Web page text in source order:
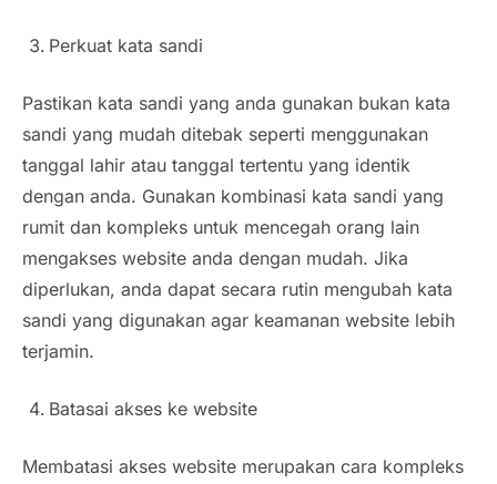
Perkuat kata sandi
Pastikan kata sandi yang anda gunakan bukan kata
sandi yang mudah ditebak seperti menggunakan
tanggal lahir atau tanggal tertentu yang identik
dengan anda. Gunakan kombinasi kata sandi yang
rumit dan kompleks untuk mencegah orang lain
mengakses website anda dengan mudah. Jika
diperlukan, anda dapat secara rutin mengubah kata
sandi yang digunakan agar keamanan website lebih
terjamin.
Batasai akses ke website
Membatasi akses website merupakan cara kompleks